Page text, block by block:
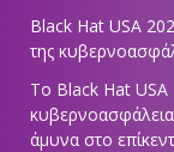
Black Hat USA
της
Το Black Hat USA
άμυνα στο